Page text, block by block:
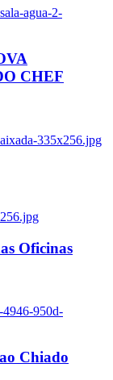
agua-2-
CHEF
335x256.jpg
Oficinas
4946-950d-
Chiado